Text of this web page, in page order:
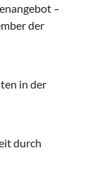
–
der
in der
durch